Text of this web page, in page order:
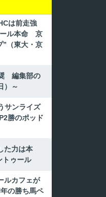
は前走強
ール本命 京
”（東大・京
編集部の
）～
サンライズ
勝のポッド
た力は本
ゥール
ルカフェが
の勝ち馬ペ